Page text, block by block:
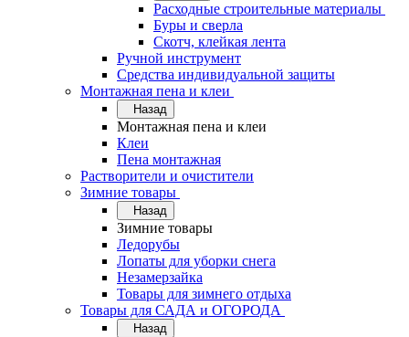
Расходные строительные материалы
Буры и сверла
Скотч, клейкая лента
Ручной инструмент
Средства индивидуальной защиты
Монтажная пена и клеи
Назад
Монтажная пена и клеи
Клеи
Пена монтажная
Растворители и очистители
Зимние товары
Назад
Зимние товары
Ледорубы
Лопаты для уборки снега
Незамерзайка
Товары для зимнего отдыха
Товары для САДА и ОГОРОДА
Назад